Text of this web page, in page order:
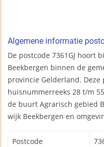
Algemene informatie
De postcode 7361GJ hoort
Beekbergen binnen de
provincie Gelderland. Deze
huisnummerreeks 28 t/m
de buurt Agrarisch gebied
wijk Beekbergen en
Postcode